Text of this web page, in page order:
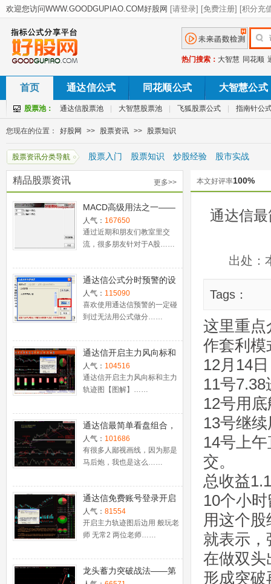
热门搜索： 大智慧 同花顺
首页 通达信公式 同花顺公式 大智慧公式
股票池： 通达信股票池 大智慧股票池 飞狐股票公式 指南针公
您现在的位置： 好股网 >> 股票资讯 >> 股票知识
股票资讯分类导航 股票入门 股票知识 炒股经验 股市实战
精品股票资讯 更多>>
MACD高级用法之一——
稳健买入法+2点卖出法
人气： 167650
通过近期和朋友们教室里交
流，很多朋友针对于A股……
通达信公式分时预警的设
置
人气： 115090
喜欢使用通达信预警的一定碰
到过无法用公式做分……
通达信开启主力风向标和
主力轨迹图【图解】
人气： 104516
通达信开启主力风向标和主力
轨迹图【图解】……
通达信最简单看盘组合，
抓强势股双头的超短线盈
利－－之五（均线战法找
心脏）
人气： 101686
有很多人鄙视画线，因为那是
马后炮，我也是这么……
通达信免费账号登录开启
十档框和调用主力监控教
程
人气： 81554
开启主力轨迹图后边用 般玩老
师 无常2 两位老师……
龙头蓄力突破战法——第
本文好评率100%
通达信
出处：
Tags：
这里重点
作套利模
12月14
11号7.38
12号用
13号继
14号上
交。
总收益
10个小
用这个
就表示，
在做双头
形成突